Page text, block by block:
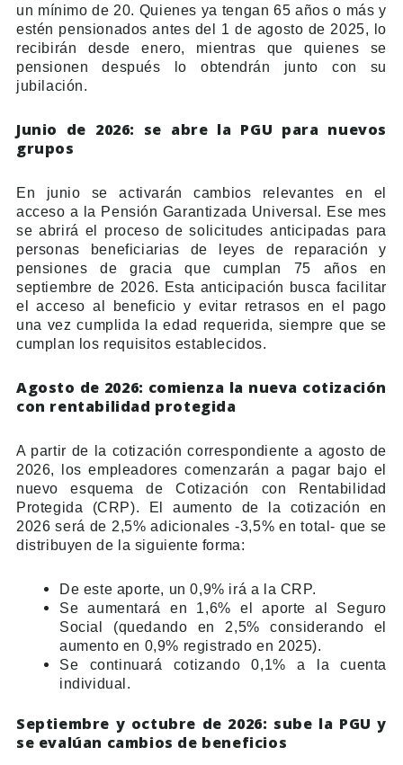
un mínimo de 20. Quienes ya tengan 65 años o más y
estén pensionados antes del 1 de agosto de 2025, lo
recibirán desde enero, mientras que quienes se
pensionen después lo obtendrán junto con su
jubilación.
Junio de 2026: se abre la PGU para nuevos
grupos
En junio se activarán cambios relevantes en el
acceso a la Pensión Garantizada Universal. Ese mes
se abrirá el proceso de solicitudes anticipadas para
personas beneficiarias de leyes de reparación y
pensiones de gracia que cumplan 75 años en
septiembre de 2026. Esta anticipación busca facilitar
el acceso al beneficio y evitar retrasos en el pago
una vez cumplida la edad requerida, siempre que se
cumplan los requisitos establecidos.
Agosto de 2026: comienza la nueva cotización
con rentabilidad protegida
A partir de la cotización correspondiente a agosto de
2026, los empleadores comenzarán a pagar bajo el
nuevo esquema de Cotización con Rentabilidad
Protegida (CRP). El aumento de la cotización en
2026 será de 2,5% adicionales -3,5% en total- que se
distribuyen de la siguiente forma:
De este aporte, un 0,9% irá a la CRP.
Se aumentará en 1,6% el aporte al Seguro
Social (quedando en 2,5% considerando el
aumento en 0,9% registrado en 2025).
Se continuará cotizando 0,1% a la cuenta
individual.
Septiembre y octubre de 2026: sube la PGU y
se evalúan cambios de beneficios